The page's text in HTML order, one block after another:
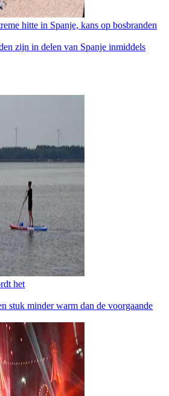
hitte in Spanje, kans op bosbranden
zijn in delen van Spanje inmiddels
het
stuk minder warm dan de voorgaande